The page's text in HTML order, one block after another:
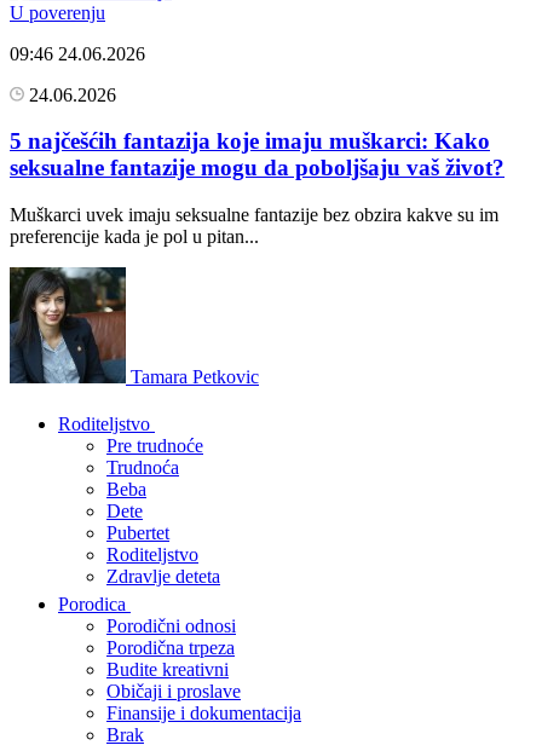
U poverenju
09:46 24.06.2026
24.06.2026
5 najčešćih fantazija koje imaju muškarci: Kako
seksualne fantazije mogu da poboljšaju vaš život?
Muškarci uvek imaju seksualne fantazije bez obzira kakve su im
preferencije kada je pol u pitan...
Tamara Petkovic
Roditeljstvo
Pre trudnoće
Trudnoća
Beba
Dete
Pubertet
Roditeljstvo
Zdravlje deteta
Porodica
Porodični odnosi
Porodična trpeza
Budite kreativni
Običaji i proslave
Finansije i dokumentacija
Brak